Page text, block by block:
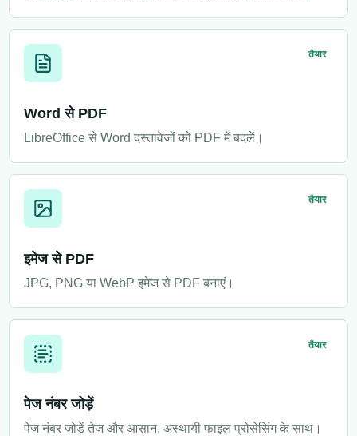
तैयार
Word से PDF
LibreOffice से Word दस्तावेजों को PDF में बदलें।
तैयार
इमेज से PDF
JPG, PNG या WebP इमेज से PDF बनाएं।
तैयार
पेज नंबर जोड़ें
पेज नंबर जोड़ें तेज और आसान, अस्थायी फाइल प्रोसेसिंग के साथ।